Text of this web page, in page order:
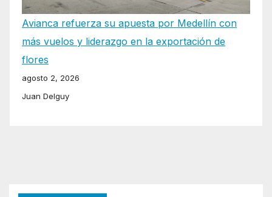
Avianca refuerza su apuesta por Medellín con
más vuelos y liderazgo en la exportación de
flores
agosto 2, 2026
Juan Delguy